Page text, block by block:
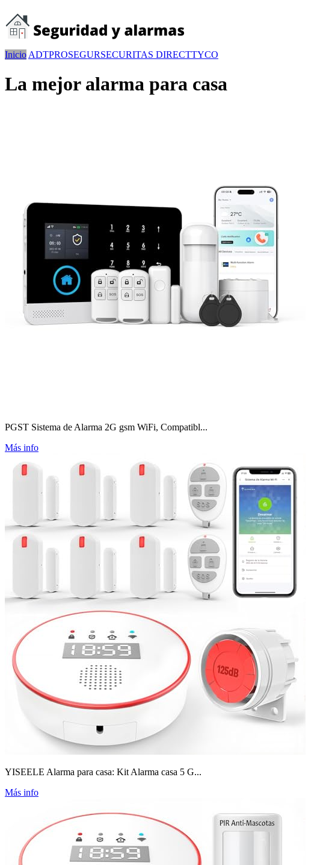
Inicio ADTPROSEGURSECURITAS DIRECTTYCO
La mejor alarma para casa
PGST Sistema de Alarma 2G gsm WiFi, Compatibl...
Más info
YISEELE Alarma para casa: Kit Alarma casa 5 G...
Más info